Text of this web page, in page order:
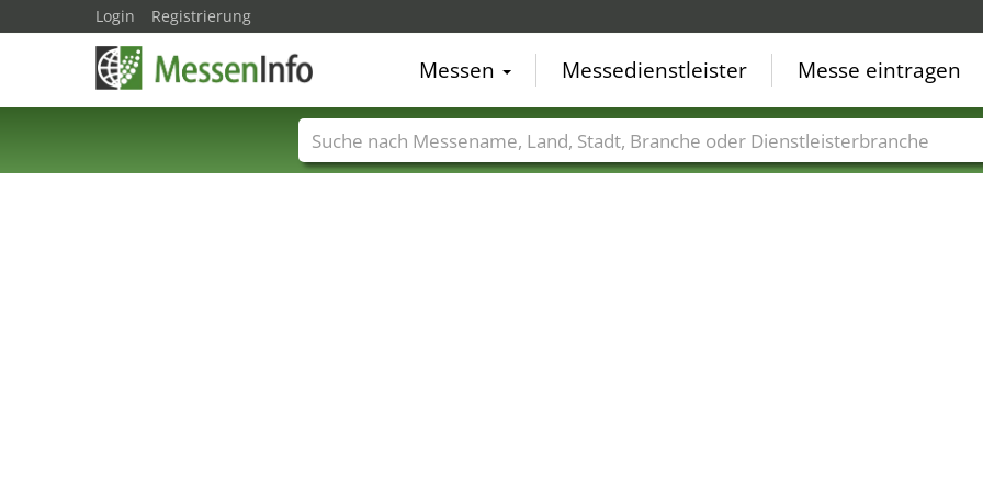
Login Registrierung
Messen Messedienstleister Messe eintragen
Messenamen Länder Städte Branchen Dienstleisterbranchen